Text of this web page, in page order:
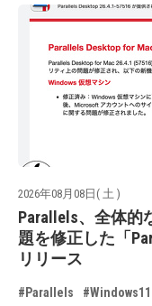
2026年08月08日( 土 )
Parallels、全体的
題を修正した「
リリース
#Parallels #Windows11